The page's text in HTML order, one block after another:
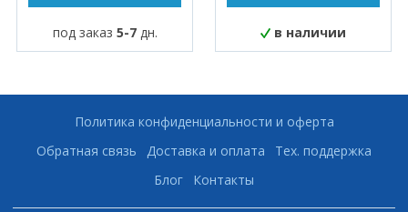
под заказ 5-7дн. в наличии
Политика конфиденциальности и оферта
Обратная связь
Доставка и оплата
Тех. поддержка
Блог
Контакты